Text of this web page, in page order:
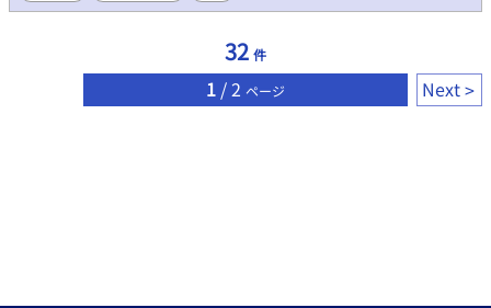
32 件
1 / 2 ページ Next